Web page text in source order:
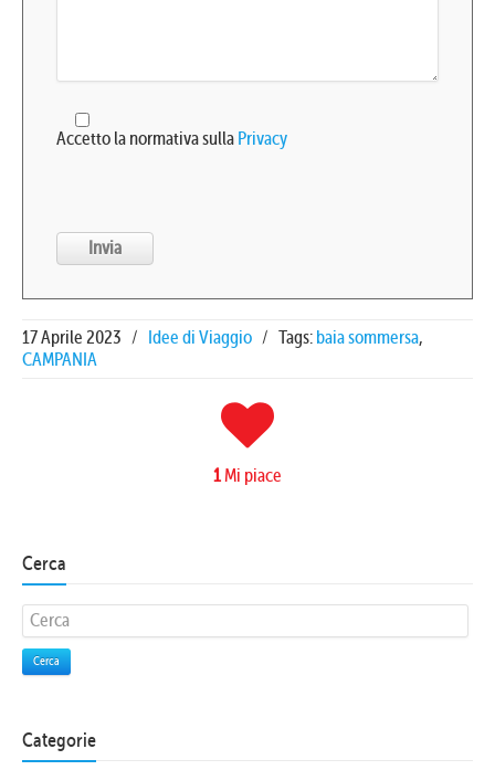
Accetto la normativa sulla Privacy
17 Aprile 2023 / Idee di Viaggio / Tags: baia sommersa,
CAMPANIA
1 Mi piace
Cerca
Cerca
Categorie